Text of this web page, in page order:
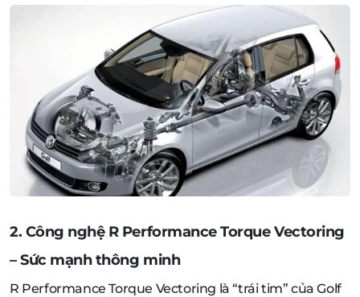
2. Công nghệ R Performance Torque Vectoring
– Sức mạnh thông minh
R Performance Torque Vectoring là “trái tim” của Golf